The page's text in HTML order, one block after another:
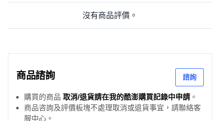
沒有商品評價。
商品諮詢 諮詢
購買的商品 取消/退貨請在我的酷澎購買記錄中申請 。
商品咨詢及評價板塊不處理取消或退貨事宜，請聯絡客
服中心。